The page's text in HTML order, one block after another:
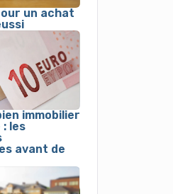
un achat
immobilier
: les
avant de